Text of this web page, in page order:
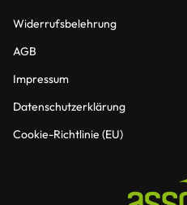
Widerrufsbelehrung
AGB
Impressum
Datenschutzerklärung
Cookie-Richtlinie (EU)